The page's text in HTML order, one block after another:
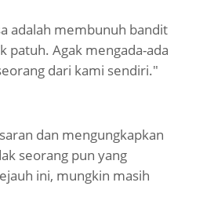
adalah membunuh bandit
patuh. Agak mengada-ada
dari kami sendiri."
dan mengungkapkan
seorang pun yang
ini, mungkin masih